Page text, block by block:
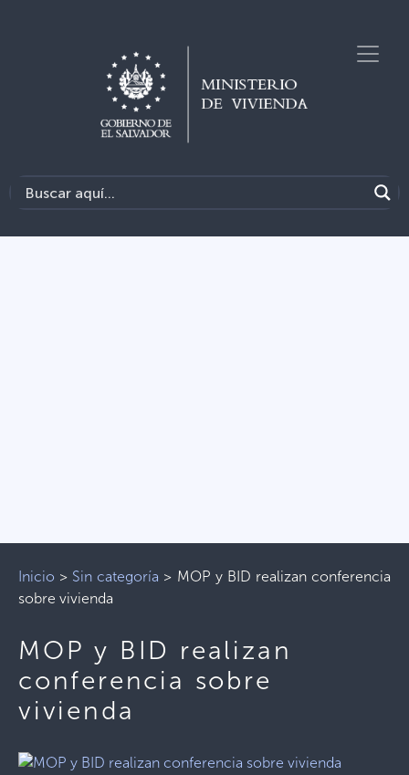
Inicio > Sin categoría > MOP y BID realizan conferencia
sobre vivienda
MOP y BID realizan
conferencia sobre
vivienda